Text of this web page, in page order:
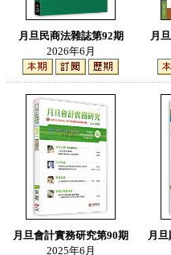
月旦民商法雜誌第92期
2026年6月
月
月旦會計實務研究第90期
2025年6月
月